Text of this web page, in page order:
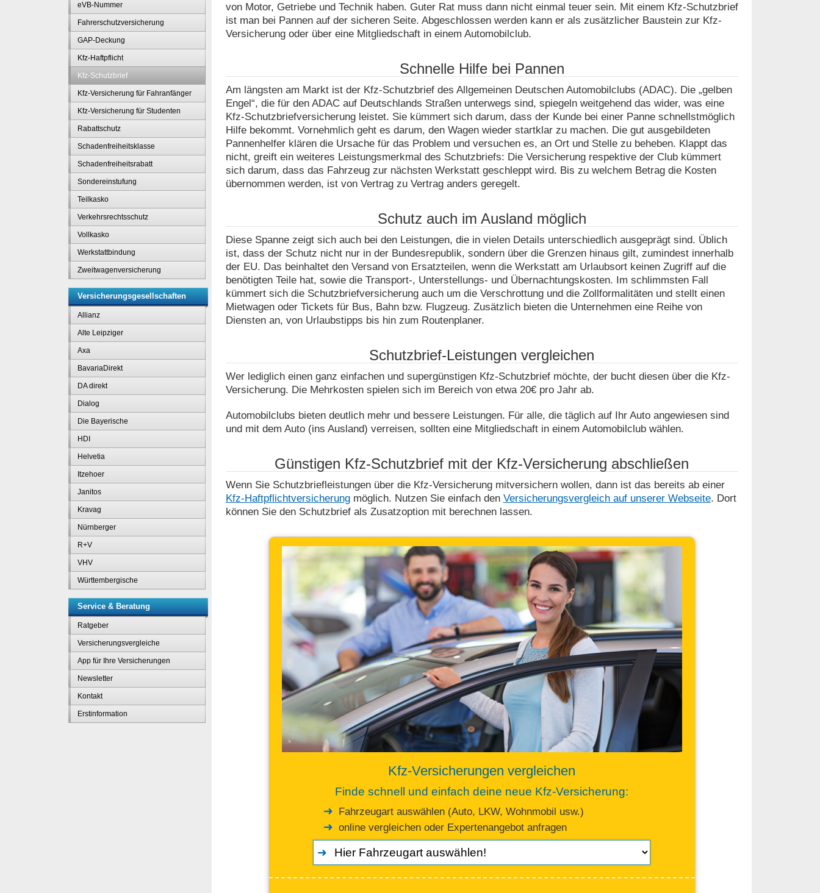
von Motor, Getriebe und Technik haben. Guter Rat muss dann nicht einmal teuer sein. Mit einem Kfz-Schutzbrief
ist man bei Pannen auf der sicheren Seite. Abgeschlossen werden kann er als zusätzlicher Baustein zur Kfz-
Versicherung oder über eine Mitgliedschaft in einem Automobilclub.
Schnelle Hilfe bei Pannen
Am längsten am Markt ist der Kfz-Schutzbrief des Allgemeinen Deutschen Automobilclubs (ADAC). Die „gelben
Engel“, die für den ADAC auf Deutschlands Straßen unterwegs sind, spiegeln weitgehend das wider, was eine
Kfz-Schutzbriefversicherung leistet. Sie kümmert sich darum, dass der Kunde bei einer Panne schnellstmöglich
Hilfe bekommt. Vornehmlich geht es darum, den Wagen wieder startklar zu machen. Die gut ausgebildeten
Pannenhelfer klären die Ursache für das Problem und versuchen es, an Ort und Stelle zu beheben. Klappt das
nicht, greift ein weiteres Leistungsmerkmal des Schutzbriefs: Die Versicherung respektive der Club kümmert
sich darum, dass das Fahrzeug zur nächsten Werkstatt geschleppt wird. Bis zu welchem Betrag die Kosten
übernommen werden, ist von Vertrag zu Vertrag anders geregelt.
Schutz auch im Ausland möglich
Diese Spanne zeigt sich auch bei den Leistungen, die in vielen Details unterschiedlich ausgeprägt sind. Üblich
ist, dass der Schutz nicht nur in der Bundesrepublik, sondern über die Grenzen hinaus gilt, zumindest innerhalb
der EU. Das beinhaltet den Versand von Ersatzteilen, wenn die Werkstatt am Urlaubsort keinen Zugriff auf die
benötigten Teile hat, sowie die Transport-, Unterstellungs- und Übernachtungskosten. Im schlimmsten Fall
kümmert sich die Schutzbriefversicherung auch um die Verschrottung und die Zollformalitäten und stellt einen
Mietwagen oder Tickets für Bus, Bahn bzw. Flugzeug. Zusätzlich bieten die Unternehmen eine Reihe von
Diensten an, von Urlaubstipps bis hin zum Routenplaner.
Schutzbrief-Leistungen vergleichen
Wer lediglich einen ganz einfachen und supergünstigen Kfz-Schutzbrief möchte, der bucht diesen über die Kfz-
Versicherung. Die Mehrkosten spielen sich im Bereich von etwa 20€ pro Jahr ab.
Automobilclubs bieten deutlich mehr und bessere Leistungen. Für alle, die täglich auf Ihr Auto angewiesen sind
und mit dem Auto (ins Ausland) verreisen, sollten eine Mitgliedschaft in einem Automobilclub wählen.
Günstigen Kfz-Schutzbrief mit der Kfz-Versicherung abschließen
Wenn Sie Schutzbriefleistungen über die Kfz-Versicherung mitversichern wollen, dann ist das bereits ab einer
Kfz-Haftpflichtversicherungmöglich. Nutzen Sie einfach den Versicherungsvergleich auf unserer Webseite. Dort
können Sie den Schutzbrief als Zusatzoption mit berechnen lassen.
Kfz-Versicherungen vergleichen
Finde schnell und einfach deine neue Kfz-Versicherung:
Fahrzeugart auswählen (Auto, LKW, Wohnmobil usw.)
online vergleichen oder Expertenangebot anfragen
eVB-Nummer
Fahrerschutzversicherung
GAP-Deckung
Kfz-Haftpflicht
Kfz-Schutzbrief
Kfz-Versicherung für Fahranfänger
Kfz-Versicherung für Studenten
Rabattschutz
Schadenfreiheitsklasse
Schadenfreiheitsrabatt
Sondereinstufung
Teilkasko
Verkehrsrechtsschutz
Vollkasko
Werkstattbindung
Zweitwagenversicherung
Versicherungsgesellschaften
Allianz
Alte Leipziger
Axa
BavariaDirekt
DA direkt
Dialog
Die Bayerische
HDI
Helvetia
Itzehoer
Janitos
Kravag
Nürnberger
R+V
VHV
Württembergische
Service & Beratung
Ratgeber
Versicherungsvergleiche
App für Ihre Versicherungen
Newsletter
Kontakt
Erstinformation